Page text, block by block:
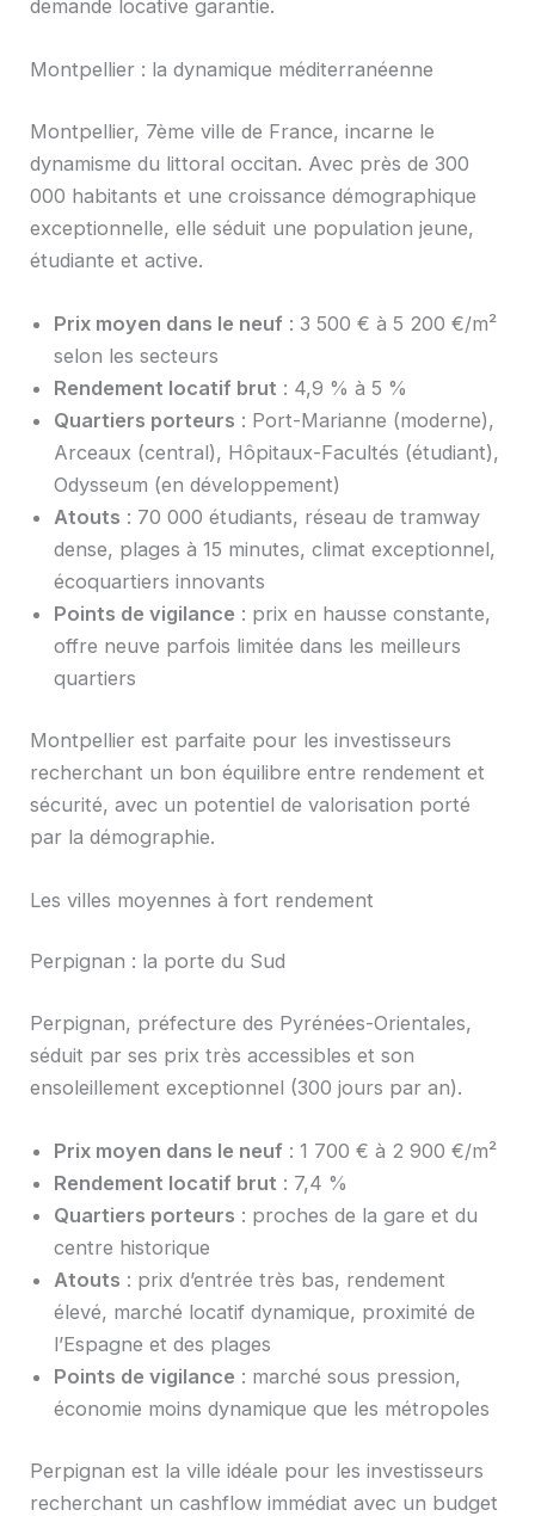
demande locative garantie.
Montpellier : la dynamique méditerranéenne
Montpellier, 7ème ville de France, incarne le
dynamisme du littoral occitan. Avec près de 300
000 habitants et une croissance démographique
exceptionnelle, elle séduit une population jeune,
étudiante et active.
Prix moyen dans le neuf : 3 500 € à 5 200 €/m²
selon les secteurs
Rendement locatif brut : 4,9 % à 5 %
Quartiers porteurs : Port-Marianne (moderne),
Arceaux (central), Hôpitaux-Facultés (étudiant),
Odysseum (en développement)
Atouts : 70 000 étudiants, réseau de tramway
dense, plages à 15 minutes, climat exceptionnel,
écoquartiers innovants
Points de vigilance : prix en hausse constante,
offre neuve parfois limitée dans les meilleurs
quartiers
Montpellier est parfaite pour les investisseurs
recherchant un bon équilibre entre rendement et
sécurité, avec un potentiel de valorisation porté
par la démographie.
Les villes moyennes à fort rendement
Perpignan : la porte du Sud
Perpignan, préfecture des Pyrénées-Orientales,
séduit par ses prix très accessibles et son
ensoleillement exceptionnel (300 jours par an).
Prix moyen dans le neuf : 1 700 € à 2 900 €/m²
Rendement locatif brut : 7,4 %
Quartiers porteurs : proches de la gare et du
centre historique
Atouts : prix d’entrée très bas, rendement
élevé, marché locatif dynamique, proximité de
l’Espagne et des plages
Points de vigilance : marché sous pression,
économie moins dynamique que les métropoles
Perpignan est la ville idéale pour les investisseurs
recherchant un cashflow immédiat avec un budget